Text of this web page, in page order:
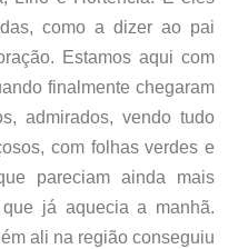
como a dizer ao pai
Estamos aqui com
finalmente chegaram
admirados, vendo tudo
com folhas verdes e
pareciam ainda mais
já aquecia a manhã.
ali na região conseguiu